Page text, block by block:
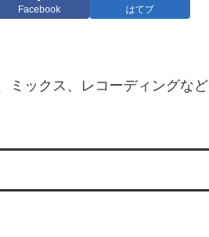
Facebook はてブ
ックス、レコーディングなど